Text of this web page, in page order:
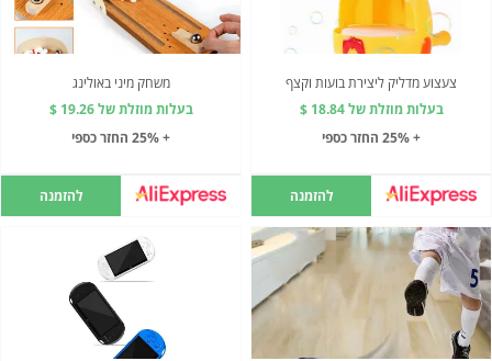
צעצוע מדליק ליצירת בועות וקצף
בעלות מוזלת של 18.84 $
+ 25% החזר כספי
להזמנה
משחק מיני באולינג
בעלות מוזלת של 19.26 $
+ 25% החזר כספי
להזמנה